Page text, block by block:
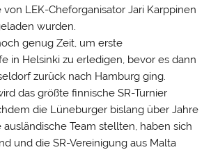
von LEK-Cheforganisator Jari Karppinen
wurden.
genug Zeit, um erste
in Helsinki zu erledigen, bevor es dann
zurück nach Hamburg ging.
das größte finnische SR-Turnier
die Lüneburger bislang über Jahre
Team stellten, haben sich
und die SR-Vereinigung aus Malta